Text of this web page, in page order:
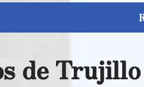
de Trujillo